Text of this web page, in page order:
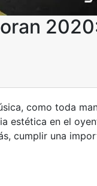
como toda
estética en el
cumplir una